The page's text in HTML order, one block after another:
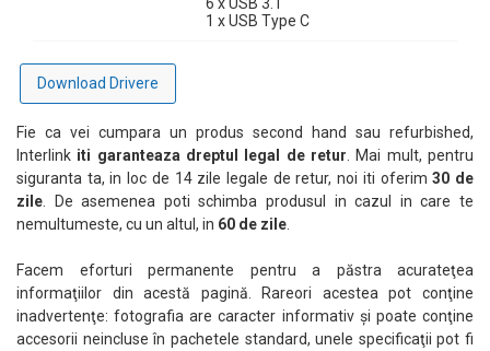
1 x USB Type C
Download Drivere
Fie ca vei cumpara un produs second hand sau refurbished,
Interlink iti garanteaza dreptul legal de retur . Mai mult, pentru
siguranta ta, in loc de 14 zile legale de retur, noi iti oferim30 de
zile . De asemenea poti schimba produsul in cazul in care te
nemultumeste, cu un altul, in 60 de zile
Facem eforturi permanente pentru a păstra acurateţea
informaţiilor din acestă pagină. Rareori acestea pot conţine
inadvertenţe: fotografia are caracter informativ şi poate conţine
accesorii neincluse în pachetele standard, unele specificaţii pot fi